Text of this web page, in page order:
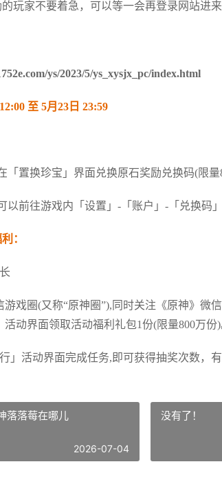
玩家不要着急，可以等一会再登录网站进来
ys/2023/5/ys_xysjx_pc/index.html
至 5月23日 23:59
「置换珍宝」界面兑换原石奖励兑换码(限量
以前往游戏内「设置」-「账户」-「兑换码」
：
戏圈(又称“原神圈”),同时关注《原神》微
动界面领取活动福利礼包1份(限量800万份)
」活动界面完成任务,即可获得抽奖次数，
落落莓在哪儿
2026-07-04
没有了！